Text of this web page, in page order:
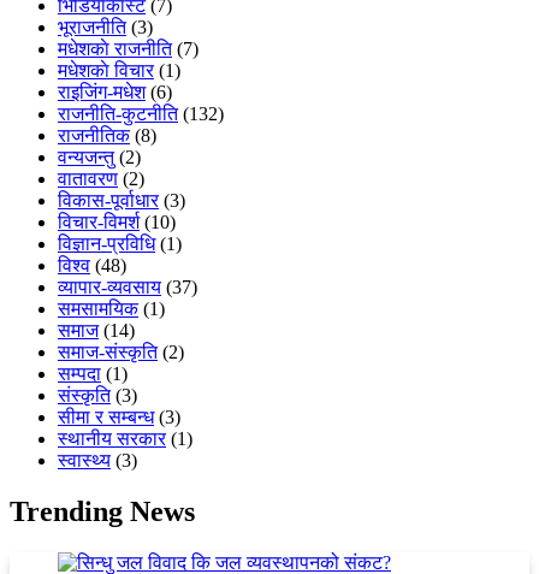
भिडियाेकास्ट(7)
भूराजनीति(3)
मधेशकाे राजनीति(7)
मधेशकाे विचार(1)
राइजिंग-मधेश(6)
राजनीति-कुटनीति(132)
राजनीतिक(8)
वन्यजन्तु(2)
वातावरण (2)
विकास-पूर्वाधार(3)
विचार-विमर्श(10)
विज्ञान-प्रविधि(1)
विश्व (48)
व्यापार-व्यवसाय (37)
समसामयिक(1)
समाज(14)
समाज-संस्कृति(2)
सम्पदा (1)
संस्कृति(3)
सीमा र सम्बन्ध(3)
स्थानीय सरकार(1)
स्वास्थ्य (3)
Trending News